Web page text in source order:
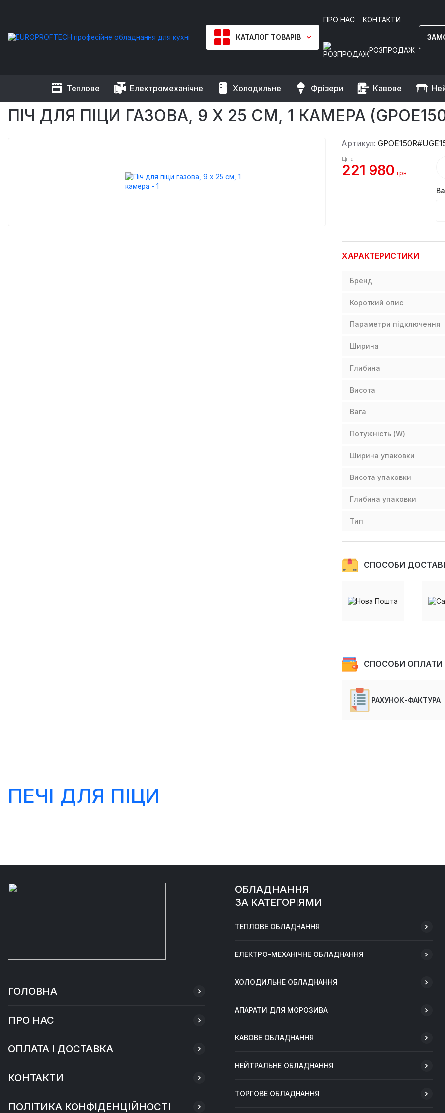
КАТАЛОГ ТОВАРІВ
ПРО НАС КОНТАКТИ
РОЗПРОДАЖ
Теплове Електромеханічне Холодильне Фрізери Кавове
EUROPROFTECH Теплове обладнання Печі для піци Піч для піци газова, 9 х 25 см, 1 камера
ПІЧ ДЛЯ ПІЦИ ГАЗОВА, 9 Х 25 СМ, 1 КАМЕРА
Артикул:
Ціна
221 980 грн
ХАРАКТЕРИСТИКИ
Бренд
Короткий опис
Параметри підключення
Ширина
Глибина
Висота
Вага
Потужність (W)
Ширина упаковки
Висота упаковки
Глибина упаковки
Тип
СПОСОБИ
СПОСОБИ ОПЛАТИ
РАХУНОК-ФАКТУРА
ПЕЧІ ДЛЯ ПІЦИ
ГОЛОВНА
ПРО НАС
ОПЛАТА І ДОСТАВКА
КОНТАКТИ
ПОЛІТИКА КОНФІДЕНЦІЙНОСТІ
ОБЛАДНАННЯ
ЗА КАТЕГОРІЯМИ
ТЕПЛОВЕ ОБЛАДНАННЯ
ЕЛЕКТРО-МЕХАНІЧНЕ ОБЛАДНАННЯ
ХОЛОДИЛЬНЕ ОБЛАДНАННЯ
АПАРАТИ ДЛЯ МОРОЗИВА
КАВОВЕ ОБЛАДНАННЯ
НЕЙТРАЛЬНЕ ОБЛАДНАННЯ
ТОРГОВЕ ОБЛАДНАННЯ